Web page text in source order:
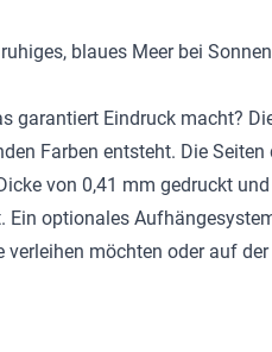
blaues Meer bei
garantiert Eindruck macht?
Farben entsteht. Die
von 0,41 mm gedruckt
optionales
verleihen möchten oder auf